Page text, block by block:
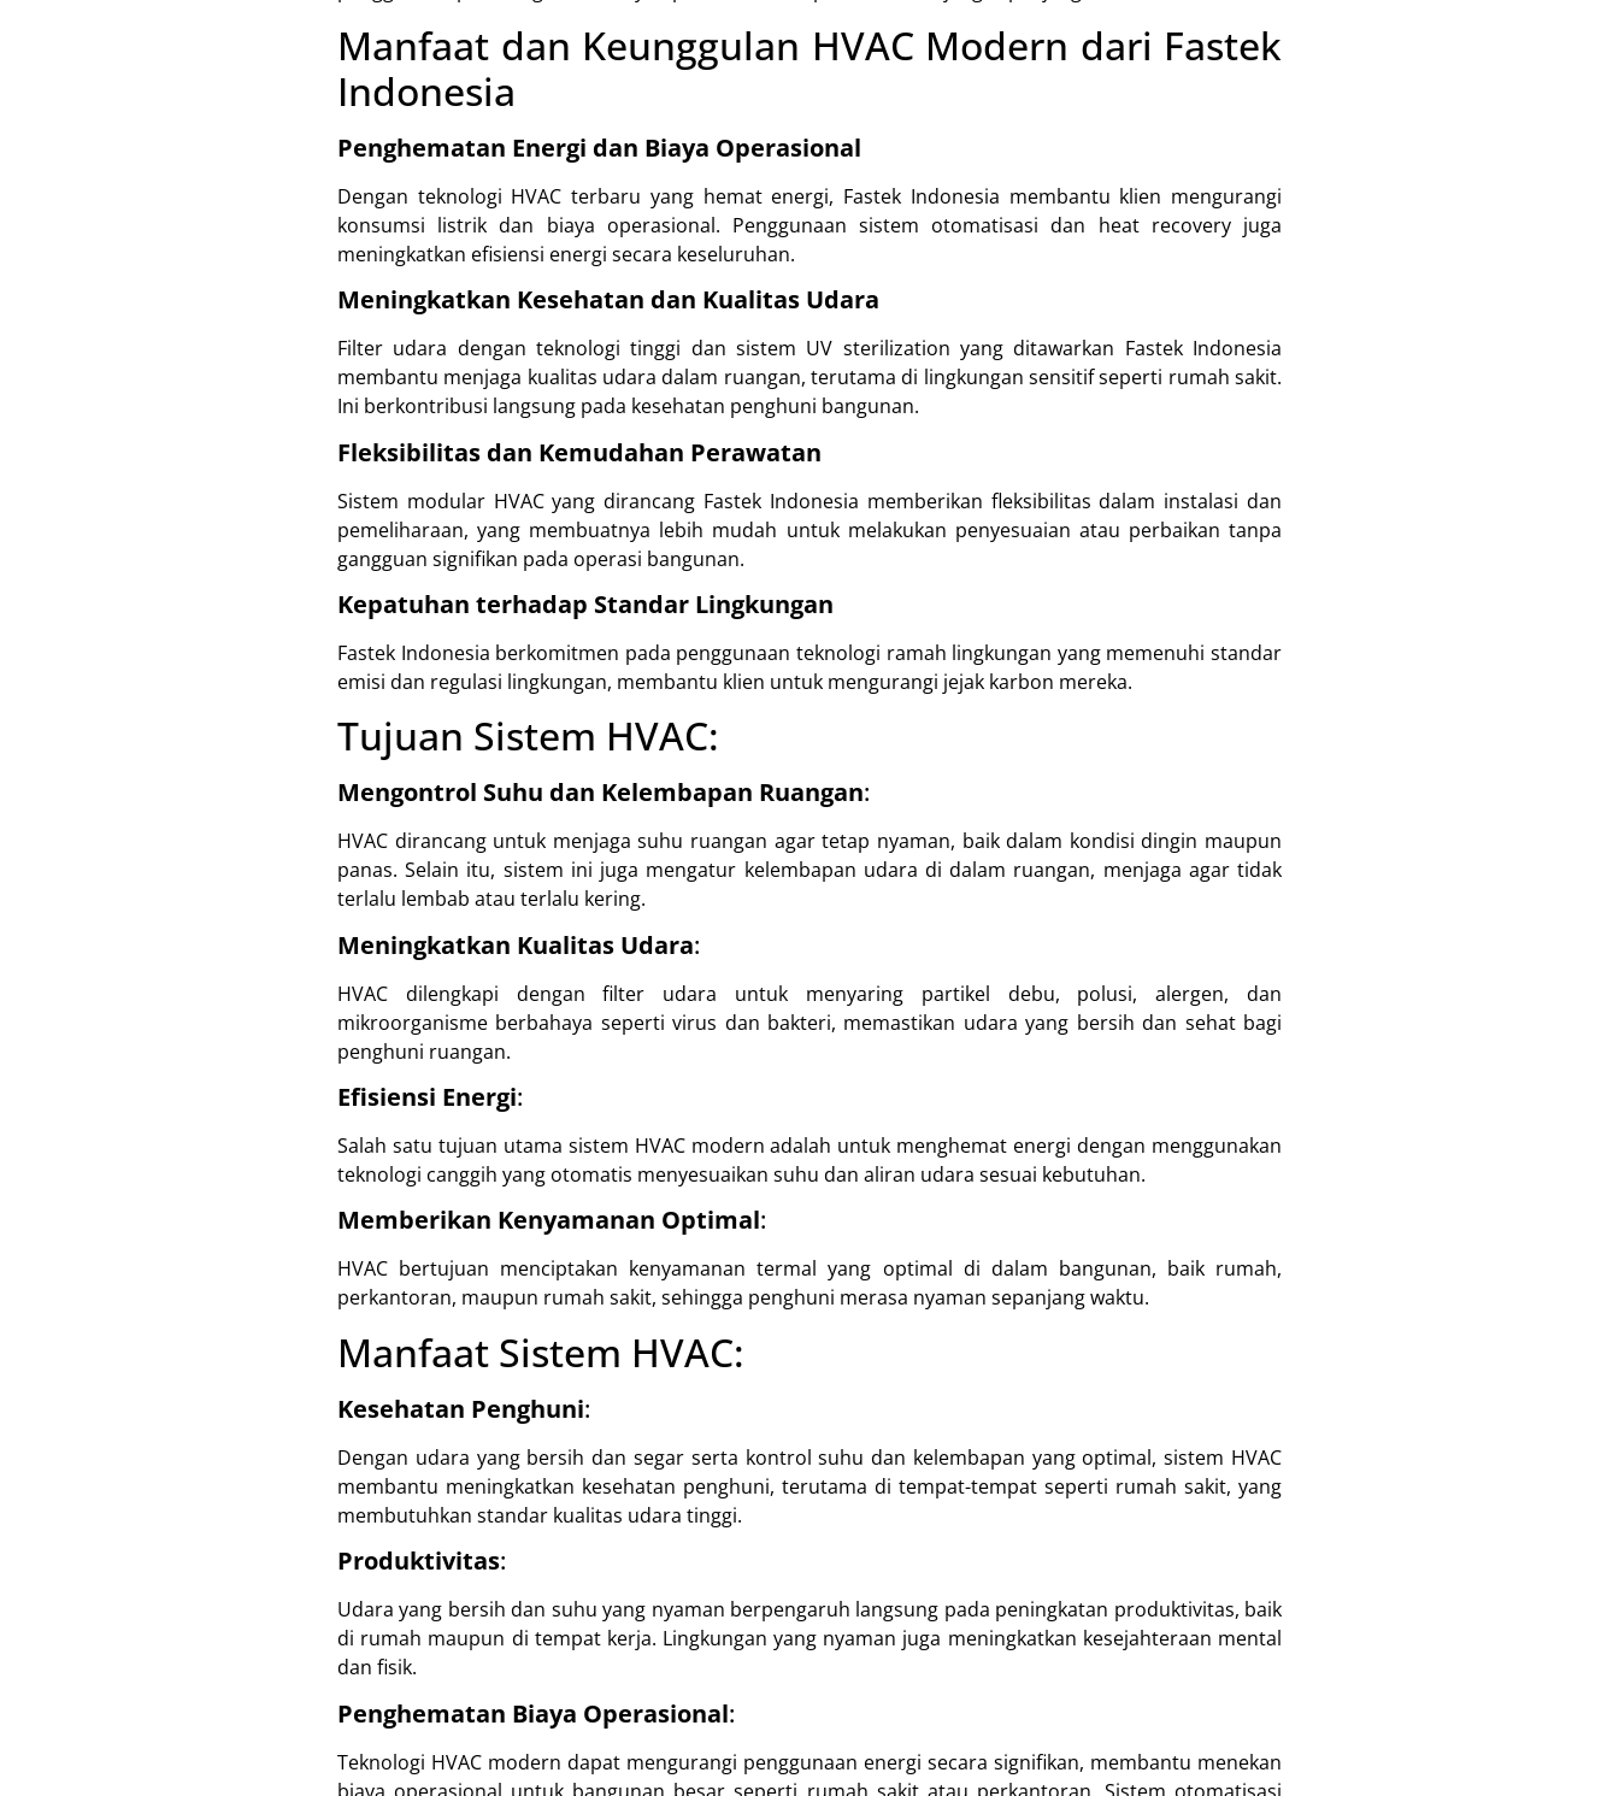
Manfaat dan Keunggulan HVAC Modern dari Fastek
Indonesia
Penghematan Energi dan Biaya Operasional
Dengan teknologi HVAC terbaru yang hemat energi, Fastek Indonesia membantu klien mengurangi
konsumsi listrik dan biaya operasional. Penggunaan sistem otomatisasi dan heat recovery juga
meningkatkan efisiensi energi secara keseluruhan.
Meningkatkan Kesehatan dan Kualitas Udara
Filter udara dengan teknologi tinggi dan sistem UV sterilization yang ditawarkan Fastek Indonesia
membantu menjaga kualitas udara dalam ruangan, terutama di lingkungan sensitif seperti rumah sakit.
Ini berkontribusi langsung pada kesehatan penghuni bangunan.
Fleksibilitas dan Kemudahan Perawatan
Sistem modular HVAC yang dirancang Fastek Indonesia memberikan fleksibilitas dalam instalasi dan
pemeliharaan, yang membuatnya lebih mudah untuk melakukan penyesuaian atau perbaikan tanpa
gangguan signifikan pada operasi bangunan.
Kepatuhan terhadap Standar Lingkungan
Fastek Indonesia berkomitmen pada penggunaan teknologi ramah lingkungan yang memenuhi standar
emisi dan regulasi lingkungan, membantu klien untuk mengurangi jejak karbon mereka.
Tujuan Sistem HVAC:
Mengontrol Suhu dan Kelembapan Ruangan:
HVAC dirancang untuk menjaga suhu ruangan agar tetap nyaman, baik dalam kondisi dingin maupun
panas. Selain itu, sistem ini juga mengatur kelembapan udara di dalam ruangan, menjaga agar tidak
terlalu lembab atau terlalu kering.
Meningkatkan Kualitas Udara:
HVAC dilengkapi dengan filter udara untuk menyaring partikel debu, polusi, alergen, dan
mikroorganisme berbahaya seperti virus dan bakteri, memastikan udara yang bersih dan sehat bagi
penghuni ruangan.
Efisiensi Energi:
Salah satu tujuan utama sistem HVAC modern adalah untuk menghemat energi dengan menggunakan
teknologi canggih yang otomatis menyesuaikan suhu dan aliran udara sesuai kebutuhan.
Memberikan Kenyamanan Optimal:
HVAC bertujuan menciptakan kenyamanan termal yang optimal di dalam bangunan, baik rumah,
perkantoran, maupun rumah sakit, sehingga penghuni merasa nyaman sepanjang waktu.
Manfaat Sistem HVAC:
Kesehatan Penghuni:
Dengan udara yang bersih dan segar serta kontrol suhu dan kelembapan yang optimal, sistem HVAC
membantu meningkatkan kesehatan penghuni, terutama di tempat-tempat seperti rumah sakit, yang
membutuhkan standar kualitas udara tinggi.
Produktivitas:
Udara yang bersih dan suhu yang nyaman berpengaruh langsung pada peningkatan produktivitas, baik
di rumah maupun di tempat kerja. Lingkungan yang nyaman juga meningkatkan kesejahteraan mental
dan fisik.
Penghematan Biaya Operasional:
Teknologi HVAC modern dapat mengurangi penggunaan energi secara signifikan, membantu menekan